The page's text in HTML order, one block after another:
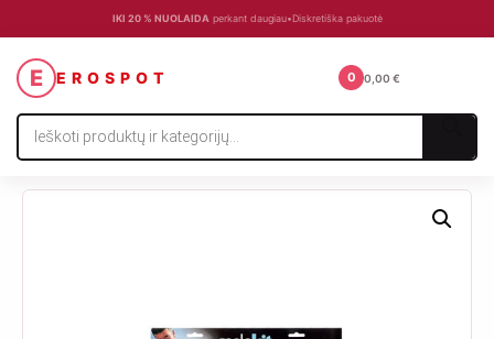
IKI 20 % NUOLAIDA perkant daugiau•Diskretiška pakuotė
E EROSPOT
Products
search
0 0,00 €